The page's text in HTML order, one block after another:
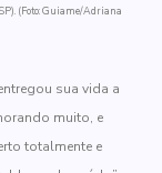
(Foto: Guiame/Adriana
sua vida a
muito, e
totalmente e